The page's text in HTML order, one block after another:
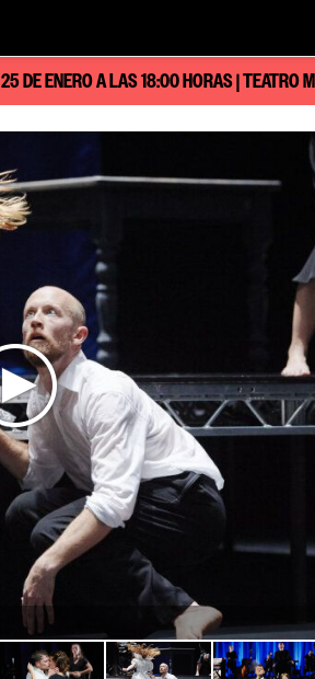
DE ENERO A LAS 18:00 HORAS | TEATRO